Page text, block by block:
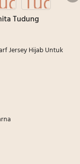
Tudung
Jersey Hijab Untuk